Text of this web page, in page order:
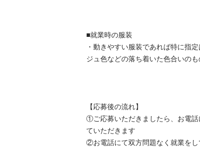
■就業時の服装
・動きやすい服装であれば特に指
ジュ色などの落ち着いた色合いのも
【応募後の流れ】
①ご応募いただきましたら、お電
ていただきます
②お電話にて双方問題なく就業をし